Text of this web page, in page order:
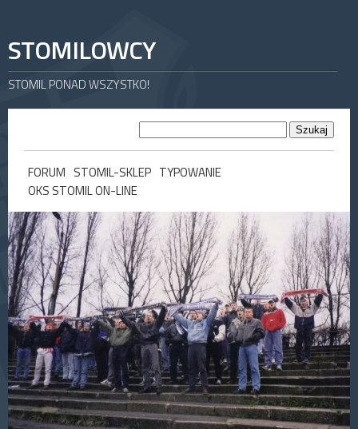
STOMILOWCY
STOMIL PONAD WSZYSTKO!
FORUM STOMIL-SKLEP TYPOWANIE
OKS STOMIL ON-LINE